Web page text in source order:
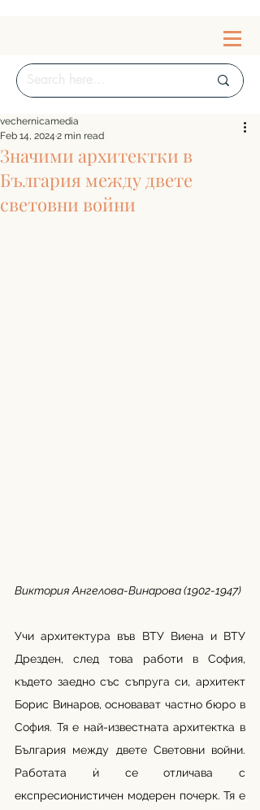
Значими архитектки в
България между двете
световни войни
vechernicamedia
Feb 14, 2024 2 min read
Виктория Ангелова-Винарова (1902-1947)
Учи архитектура във ВТУ Виена и ВТУ
Дрезден, след това работи в София,
където заедно със съпруга си, архитект
Борис Винаров, основават частно бюро в
София. Тя е най-известната архитектка в
България между двете Световни войни.
Работата ѝ се отличава с
експресионистичен модерен почерк. Тя е